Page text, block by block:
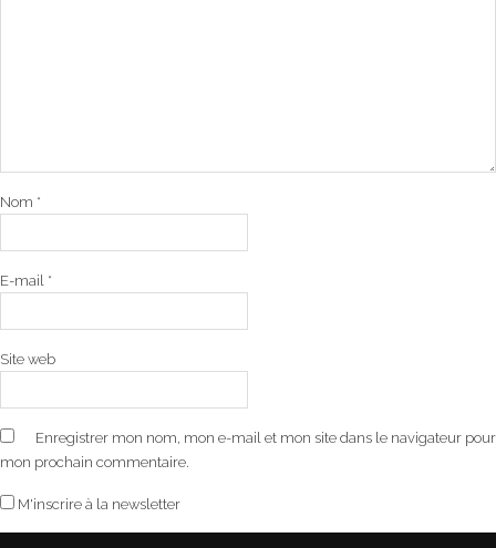
Nom *
E-mail *
Site web
Enregistrer mon nom, mon e-mail et mon site dans le navigateur pour
mon prochain commentaire.
M'inscrire à la newsletter